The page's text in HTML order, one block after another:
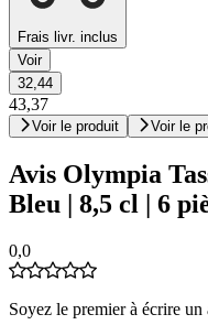
Frais livr. inclus
Voir
32,44
43,37
Voir le produit Voir le
Avis Olympia
Bleu | 8,5 cl | 6
0,0
Soyez le premier à écrire